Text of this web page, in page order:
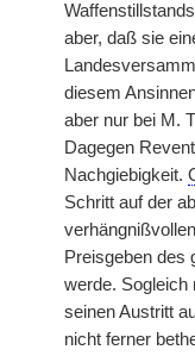
aber, daß sie
diesem
aber nur bei M.
Dagegen
Nachgiebigkeit.
Schritt auf der
Preisgeben des
werde. Sogleich
seinen Austritt
nicht ferner